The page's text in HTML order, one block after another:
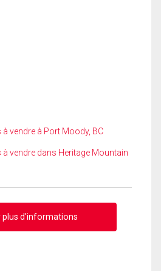
vendre à Port Moody, BC
vendre dans Heritage Mountain
plus d'informations